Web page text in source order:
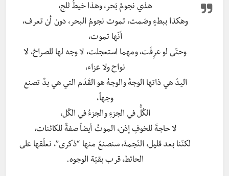
هذي نجومُ بَحر، وهذا خيطُ ثلج،
وهكذا ببطءٍ وصَمت، تموت نجومُ البحر، دون أن تعرف،
أنّها تموت،
وحتّى لو عرِفَت، ومهما استعجلت، لا وجه لها للصراخ، لا
نواح ولا عزاء،
اليدُ هي ذاتها الوجهُ والوجهُ هو القَدَم التي هي يدٌ تصنع
وجهاً،
الكُلُّ في الجزءِ والجزءُ في الكُل،
لا حاجةَ للخوفِ إذن، الموتُ أيضاً صفةٌ للكائنات،
لكنّنا بعد قليل، النّجمة، سنصنعُ منها “ذكرى”، نعلّقها على
الحائط، قرب بقيّة الوجوه.